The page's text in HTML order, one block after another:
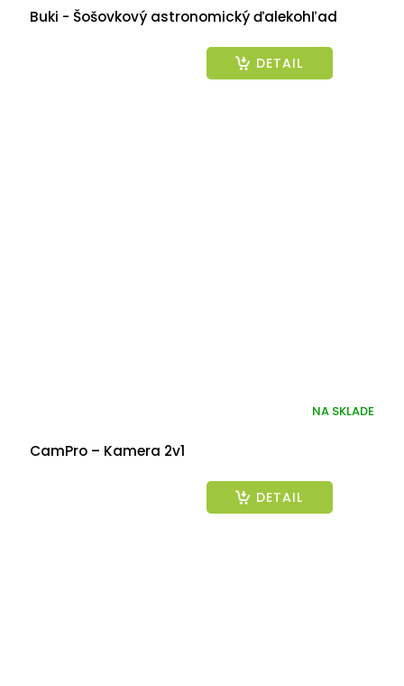
Buki - Šošovkový astronomický ďalekohľad
DETAIL
CamPro – Kamera 2v1
NA SKLADE
DETAIL